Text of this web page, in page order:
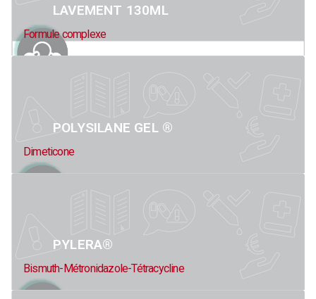
LAVEMENT 130ML
Formule complexe
POLYSILANE GEL ®
Dimeticone
PYLERA®
Bismuth-Métronidazole-Tétracycline